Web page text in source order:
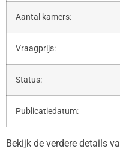
Aantal kamers:
Vraagprijs:
Status:
Publicatiedatum:
Bekijk de verdere details